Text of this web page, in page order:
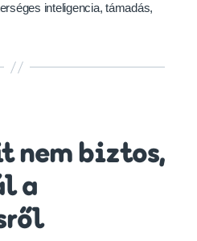
inteligencia,támadás,
nem biztos,
a